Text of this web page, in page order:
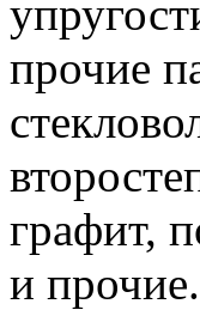
прочие
графит,
и прочие.